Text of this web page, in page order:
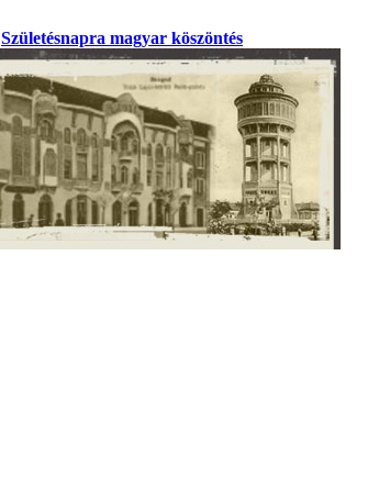
Születésnapra magyar köszöntés